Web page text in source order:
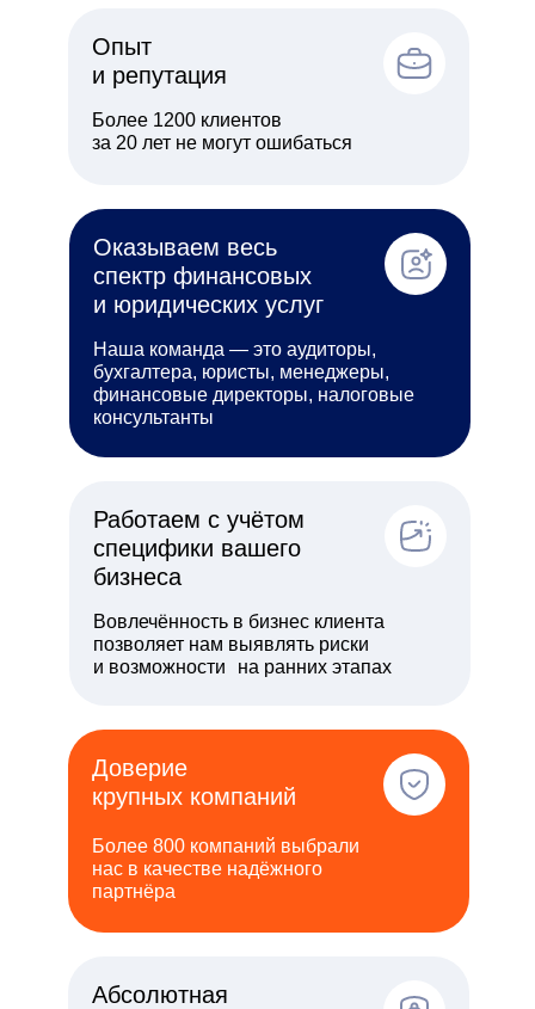
Оказываем весь
спектр финансовых
и юридических услуг
Наша команда — это аудиторы,
бухгалтера, юристы, менеджеры,
финансовые директоры, налоговые
консультанты
Опыт
и репутация
Более 1200 клиентов
за 20 лет не могут ошибаться
Доверие
крупных компаний
Более 800 компаний выбрали
нас в качестве надёжного
партнёра
Абсолютная
Работаем с учётом
специфики вашего
бизнеса
Вовлечённость в бизнес клиента
позволяет нам выявлять риски
и возможности на ранних этапах